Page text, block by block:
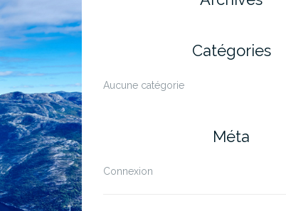
Catégories
Aucune catégorie
Méta
Connexion